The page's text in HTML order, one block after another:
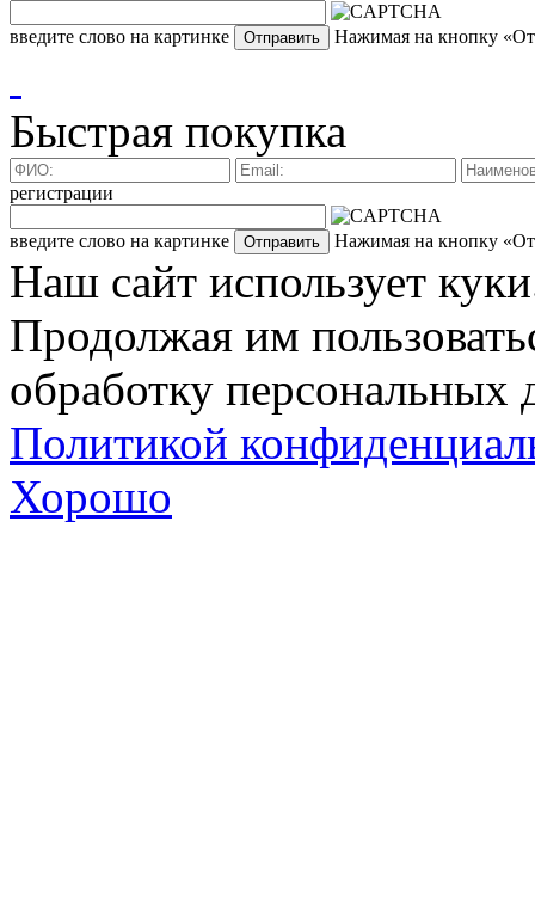
введите слово на картинке Нажимая на кнопку
Быстрая покупка
регистрации
введите слово на картинке Нажимая на кнопку
Наш сайт использует
Продолжая им
обработку персональных
Политикой
Хорошо